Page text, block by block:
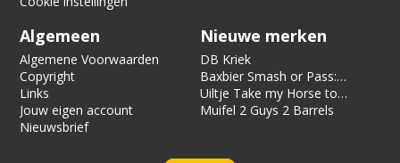
Algemeen
Algemene Voorwaarden
Copyright
Links
Jouw eigen account
Nieuwsbrief
Nieuwe merken
DB Kriek
Baxbier Smash or Pass:
Strata
Uiltje Take my Horse to
the Hotel Room
Muifel 2 Guys 2 Barrels